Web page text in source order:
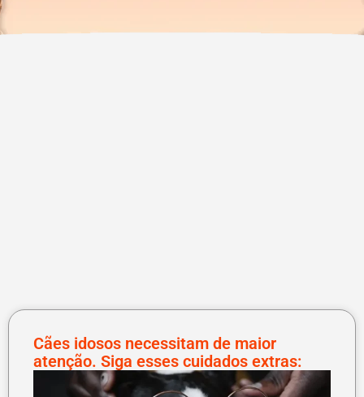
Cães idosos necessitam de maior
atenção. Siga esses cuidados extras: